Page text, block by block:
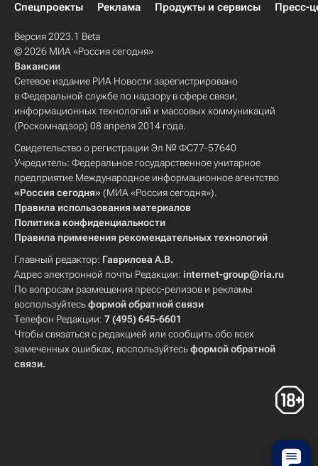
Спецпроекты
Реклама Продукты и сервисы Пресс-
Версия 2023.1 Beta
© 2026 МИА «Россия сегодня»
Вакансии
Сетевое издание РИА Новости зарегистрировано
в Федеральной службе по надзору в сфере связи,
информационных технологий и массовых коммуникаций
(Роскомнадзор) 08 апреля 2014 года.
Свидетельство о регистрации Эл № ФС77-57640
Учредитель: Федеральное государственное унитарное
предприятие Международное информационное агентство
«Россия сегодня» (МИА «Россия сегодня»).
Правила использования материалов
Политика конфиденциальности
Правила применения рекомендательных технологий
Главный редактор: Гаврилова А.В.
Адрес электронной почты Редакции: internet-group@ria.ru
По вопросам размещения пресс-релизов и рекламы
воспользуйтесьформой обратной связи
Телефон Редакции: 7 (495) 645-6601
Чтобы связаться с редакцией или сообщить обо всех
замеченных ошибках, воспользуйтесьформой обратной
связи.